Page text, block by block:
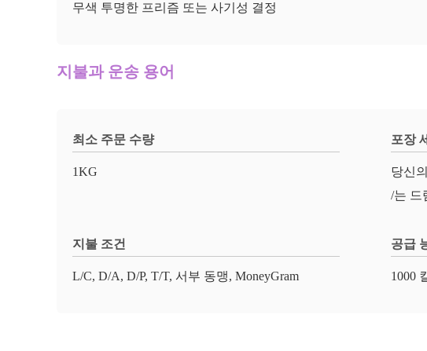
무색 투명한 프리즘 또는 사기성 결정
지불과 운송 용어
최소 주문 수량
1KG
포장
당신
/는 드
지불 조건
L/C, D/A, D/P, T/T, 서부 동맹, MoneyGram
공급
1000